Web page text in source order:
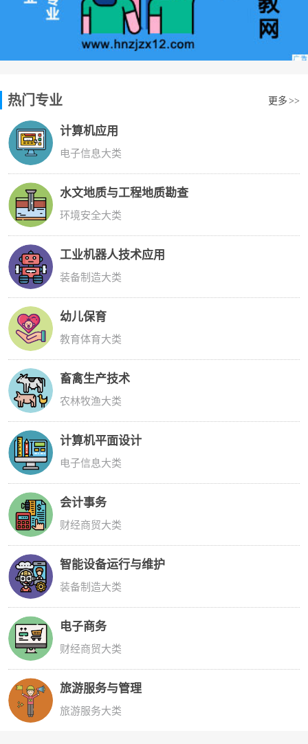
热门专业 更多 >>
计算机应用
电子信息大类
水文地质与工程地质勘查
环境安全大类
工业机器人技术应用
装备制造大类
幼儿保育
教育体育大类
畜禽生产技术
农林牧渔大类
计算机平面设计
电子信息大类
会计事务
财经商贸大类
智能设备运行与维护
装备制造大类
电子商务
财经商贸大类
旅游服务与管理
旅游服务大类